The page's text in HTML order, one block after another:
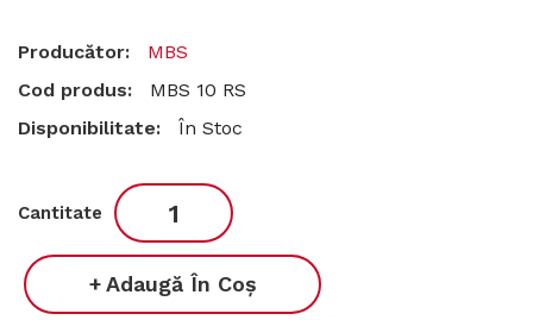
Producător:
MBS
Cod produs:
MBS 10 RS
Disponibilitate:
În Stoc
Cantitate
Adaugă În Coş